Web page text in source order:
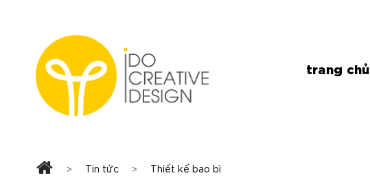
trang chủ
> Tin tức > Thiết kế bao bì